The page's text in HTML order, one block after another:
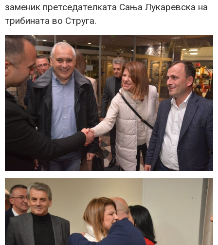
заменик претседателката Сања Лукаревска на
трибината во Струга.